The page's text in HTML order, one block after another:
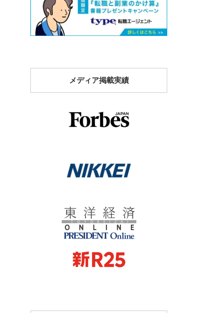
メディア掲載実績